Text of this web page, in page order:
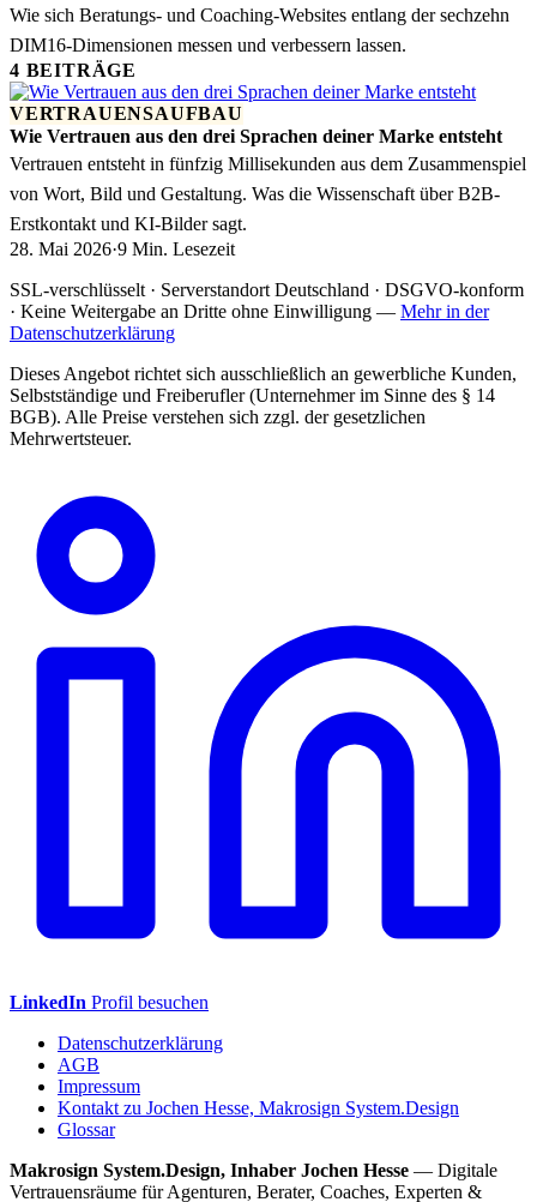
Wie sich Beratungs- und Coaching-Websites entlang der sechzehn
DIM16-Dimensionen messen und verbessern lassen.
4 BEITRÄGE
VERTRAUENSAUFBAU
Wie Vertrauen aus den drei Sprachen deiner Marke entsteht
Vertrauen entsteht in fünfzig Millisekunden aus dem Zusammenspiel
von Wort, Bild und Gestaltung. Was die Wissenschaft über B2B-
Erstkontakt und KI-Bilder sagt.
28. Mai 2026·9 Min. Lesezeit
SSL-verschlüsselt · Serverstandort Deutschland · DSGVO-konform
· Keine Weitergabe an Dritte ohne Einwilligung — Mehr in der
Datenschutzerklärung
Dieses Angebot richtet sich ausschließlich an gewerbliche Kunden,
Selbstständige und Freiberufler (Unternehmer im Sinne des § 14
BGB). Alle Preise verstehen sich zzgl. der gesetzlichen
Mehrwertsteuer.
LinkedIn Profil besuchen
Datenschutzerklärung
AGB
Impressum
Kontakt zu Jochen Hesse, Makrosign System.Design
Glossar
Makrosign System.Design, Inhaber Jochen Hesse — Digitale
Vertrauensräume für Agenturen, Berater, Coaches, Experten &